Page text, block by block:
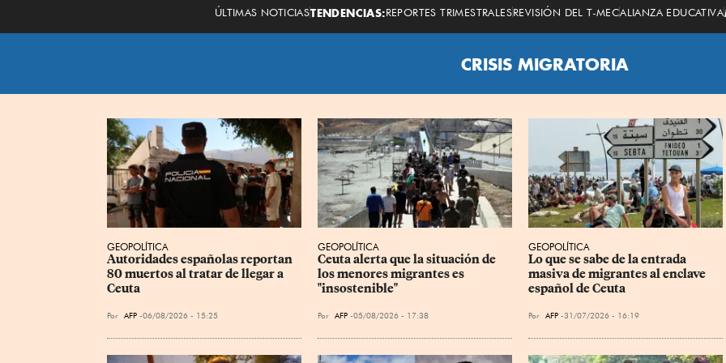
ÚLTIMAS NOTICIASTENDENCIAS:REPORTES TRIMESTRALESREVISIÓN DEL T-MECALIANZA EDUCATIVA
CRISIS MIGRATORIA
GEOPOLÍTICA
Autoridades españolas reportan
80 muertos al tratar de llegar a
Ceuta
Por AFP 06/08/2026 - 15:25
GEOPOLÍTICA
Ceuta alerta que la situación de
los menores migrantes es
"insostenible"
Por AFP 05/08/2026 - 17:38
GEOPOLÍTICA
Lo que se sabe de la entrada
masiva de migrantes al enclave
español de Ceuta
Por AFP 31/07/2026 - 16:19